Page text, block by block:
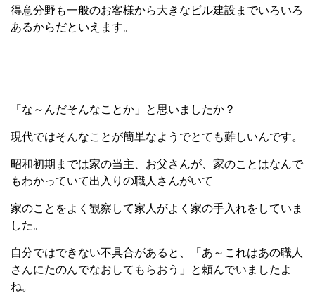
得意分野も一般のお客様から大きなビル建設までいろいろ
あるからだといえます。
「な～んだそんなことか」と思いましたか？
現代ではそんなことが簡単なようでとても難しいんです。
昭和初期までは家の当主、お父さんが、家のことはなんで
もわかっていて出入りの職人さんがいて
家のことをよく観察して家人がよく家の手入れをしていま
した。
自分ではできない不具合があると、「あ～これはあの職人
さんにたのんでなおしてもらおう」と頼んでいましたよ
ね。